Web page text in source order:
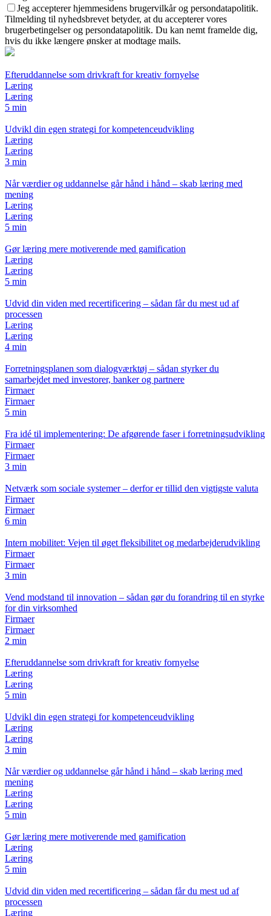
Jeg accepterer hjemmesidens brugervilkår og persondatapolitik.
Tilmelding til nyhedsbrevet betyder, at du accepterer vores
brugerbetingelser og persondatapolitik. Du kan nemt framelde dig,
hvis du ikke længere ønsker at modtage mails.
Efteruddannelse som drivkraft for kreativ fornyelse
Læring
Læring
5 min
Udvikl din egen strategi for kompetenceudvikling
Læring
Læring
3 min
Når værdier og uddannelse går hånd i hånd – skab læring med
mening
Læring
Læring
5 min
Gør læring mere motiverende med gamification
Læring
Læring
5 min
Udvid din viden med recertificering – sådan får du mest ud af
processen
Læring
Læring
4 min
Forretningsplanen som dialogværktøj – sådan styrker du
samarbejdet med investorer, banker og partnere
Firmaer
Firmaer
5 min
Fra idé til implementering: De afgørende faser i forretningsudvikling
Firmaer
Firmaer
3 min
Netværk som sociale systemer – derfor er tillid den vigtigste valuta
Firmaer
Firmaer
6 min
Intern mobilitet: Vejen til øget fleksibilitet og medarbejderudvikling
Firmaer
Firmaer
3 min
Vend modstand til innovation – sådan gør du forandring til en styrke
for din virksomhed
Firmaer
Firmaer
2 min
Efteruddannelse som drivkraft for kreativ fornyelse
Læring
Læring
5 min
Udvikl din egen strategi for kompetenceudvikling
Læring
Læring
3 min
Når værdier og uddannelse går hånd i hånd – skab læring med
mening
Læring
Læring
5 min
Gør læring mere motiverende med gamification
Læring
Læring
5 min
Udvid din viden med recertificering – sådan får du mest ud af
processen
Læring